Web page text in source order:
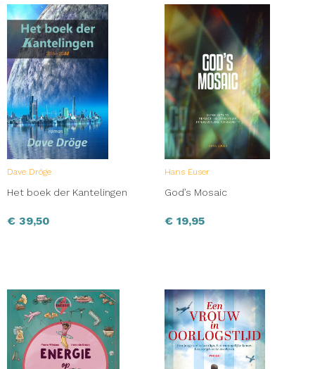
Dave Dröge
Het boek der Kantelingen
€ 39,50
Hans Euser
God’s Mosaic
€ 19,95